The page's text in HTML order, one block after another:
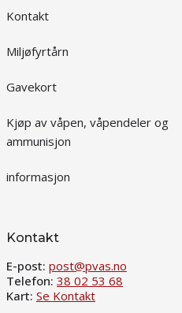
Kontakt
Miljøfyrtårn
Gavekort
Kjøp av våpen, våpendeler og
ammunisjon
informasjon
Kontakt
E-post: post@pvas.no
Telefon: 38 02 53 68
Kart: Se Kontakt